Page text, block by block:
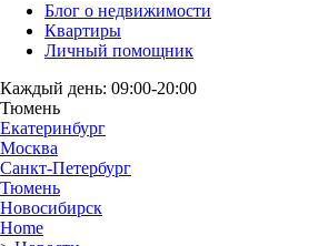
Блог о недвижимости
Квартиры
Личный помощник
Каждый день: 09:00-20:00
Тюмень
Екатеринбург
Москва
Санкт-Петербург
Тюмень
Новосибирск
Home